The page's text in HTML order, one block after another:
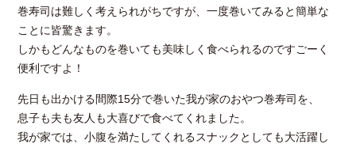
巻寿司は難しく考えられがちですが、一度巻いてみると簡単な
ことに皆驚きます。
しかもどんなものを巻いても美味しく食べられるのですごーく
便利ですよ！
先日も出かける間際15分で巻いた我が家のおやつ巻寿司を、
息子も夫も友人も大喜びで食べてくれました。
我が家では、小腹を満たしてくれるスナックとしても大活躍し